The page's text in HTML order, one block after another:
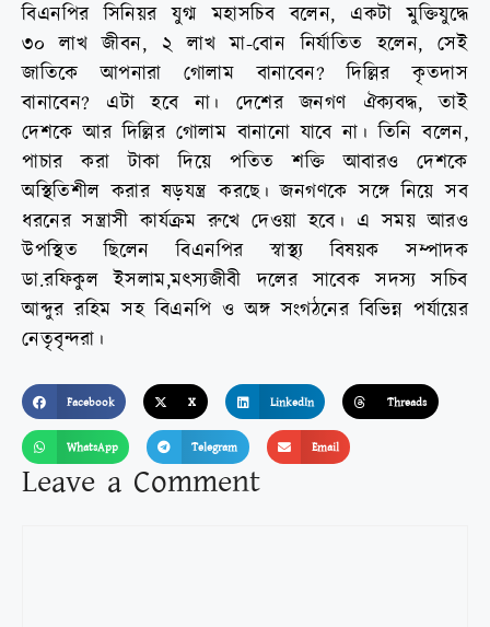
বিএনপির সিনিয়র যুগ্ম মহাসচিব বলেন, একটা মুক্তিযুদ্ধে
৩০ লাখ জীবন, ২ লাখ মা-বোন নির্যাতিত হলেন, সেই
জাতিকে আপনারা গোলাম বানাবেন? দিল্লির কৃতদাস
বানাবেন? এটা হবে না। দেশের জনগণ ঐক্যবদ্ধ, তাই
দেশকে আর দিল্লির গোলাম বানানো যাবে না। তিনি বলেন,
পাচার করা টাকা দিয়ে পতিত শক্তি আবারও দেশকে
অস্থিতিশীল করার ষড়যন্ত্র করছে। জনগণকে সঙ্গে নিয়ে সব
ধরনের সন্ত্রাসী কার্যক্রম রুখে দেওয়া হবে। এ সময় আরও
উপস্থিত ছিলেন বিএনপির স্বাস্থ্য বিষয়ক সম্পাদক
ডা.রফিকুল ইসলাম,মৎস্যজীবী দলের সাবেক সদস্য সচিব
আব্দুর রহিম সহ বিএনপি ও অঙ্গ সংগঠনের বিভিন্ন পর্যায়ের
নেতৃবৃন্দরা।
Facebook X LinkedIn Threads
WhatsApp Telegram Email
Leave a Comment